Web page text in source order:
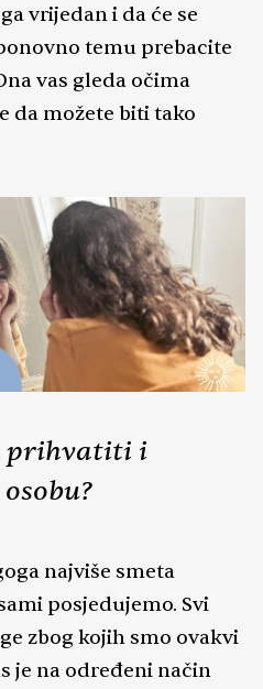
vrijedan i da će se
temu prebacite
vas gleda očima
da možete biti tako
prihvatiti i
najviše smeta
posjedujemo. Svi
zbog kojih smo ovakvi
je na određeni način